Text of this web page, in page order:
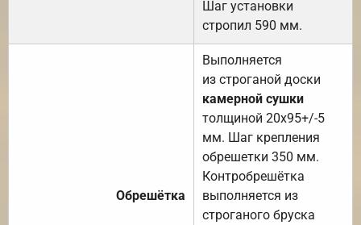
Шаг установки
стропил 590 мм.
Обрешётка
Выполняется
из строганой доски
камерной сушки
толщиной 20х95+/-5
мм. Шаг крепления
обрешетки 350 мм.
Контробрешётка
выполняется из
строганого бруска